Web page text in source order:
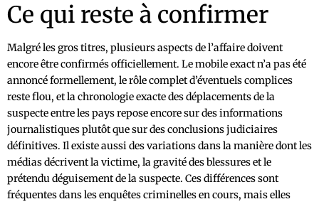
Ce qui reste à confirmer
Malgré les gros titres, plusieurs aspects de l’affaire doivent
encore être confirmés officiellement. Le mobile exact n’a pas été
annoncé formellement, le rôle complet d’éventuels complices
reste flou, et la chronologie exacte des déplacements de la
suspecte entre les pays repose encore sur des informations
journalistiques plutôt que sur des conclusions judiciaires
définitives. Il existe aussi des variations dans la manière dont les
médias décrivent la victime, la gravité des blessures et le
prétendu déguisement de la suspecte. Ces différences sont
fréquentes dans les enquêtes criminelles en cours, mais elles